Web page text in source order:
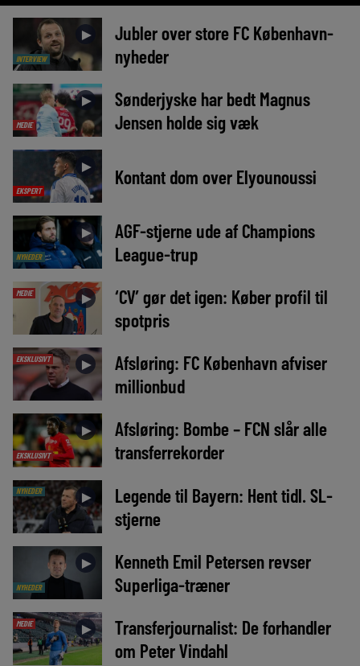
INTERVIEW
►
Jubler over store FC København-
nyheder
MEDIE
►
Sønderjyske har bedt Magnus
Jensen holde sig væk
EKSPERT
► Kontant dom over Elyounoussi
NYHEDER
►
AGF-stjerne ude af Champions
League-trup
MEDIE ►
‘CV’ gør det igen: Køber profil til
spotpris
EKSKLUSIVT ►
Afsløring: FC København afviser
millionbud
EKSKLUSIVT
►
Afsløring: Bombe – FCN slår alle
transferrekorder
NYHEDER ►
Legende til Bayern: Hent tidl. SL-
stjerne
NYHEDER
►
Kenneth Emil Petersen revser
Superliga-træner
MEDIE ►
Transferjournalist: De forhandler
om Peter Vindahl